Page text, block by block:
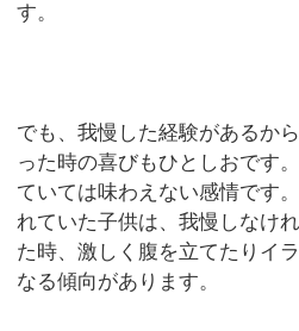
す。
でも、我慢した経験があるか
った時の喜びもひとしおです
ていては味わえない感情です
れていた子供は、我慢しなけ
た時、激しく腹を立てたりイ
なる傾向があります。